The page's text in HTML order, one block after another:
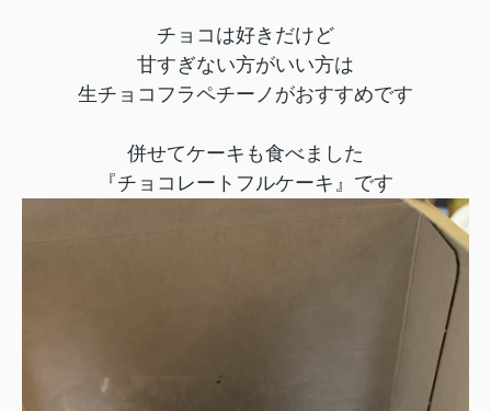
チョコは好きだけど
甘すぎない方がいい方は
生チョコフラペチーノがおすすめです
併せてケーキも食べました
『チョコレートフルケーキ』です